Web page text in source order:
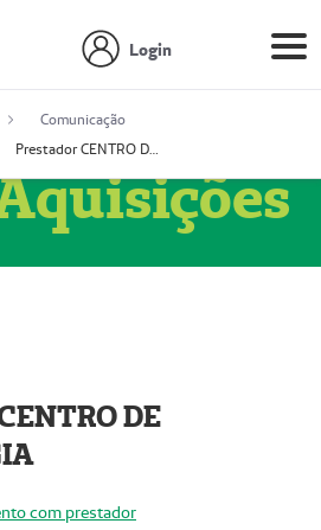
Login
Comunicação
Prestador CENTRO DE ONCOLOGIA
DE
com prestador